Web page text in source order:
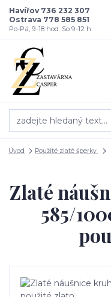
Havířov 736 232 307
Ostrava 778 585 851
Po-Pá, 9-18 hod. So 9-12 h.
Úvod Použité zlaté šperky
Zlaté
585/